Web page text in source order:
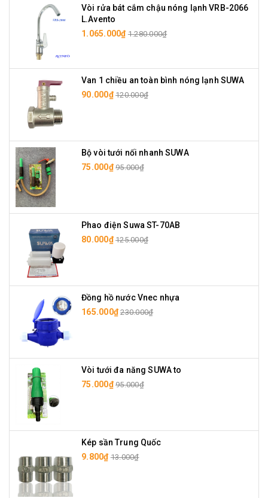
Vòi rửa bát cắm chậu nóng lạnh VRB-2066
L.Avento
1.065.000₫ 1.280.000₫
Van 1 chiều an toàn bình nóng lạnh SUWA
90.000₫ 120.000₫
Bộ vòi tưới nối nhanh SUWA
75.000₫ 95.000₫
Phao điện Suwa ST-70AB
80.000₫ 125.000₫
Đồng hồ nước Vnec nhựa
165.000₫ 230.000₫
Vòi tưới đa năng SUWA to
75.000₫ 95.000₫
Kép sần Trung Quốc
9.800₫ 13.000₫